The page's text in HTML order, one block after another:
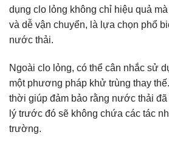
dụng clo lỏng không chỉ hiệu quả
và dễ vận chuyển, là lựa chọn phổ
nước thải.
Ngoài clo lỏng, có thể cân nhắc sử
một phương pháp khử trùng thay
thời giúp đảm bảo rằng nước thải
lý trước đó sẽ không chứa các tác
trường.